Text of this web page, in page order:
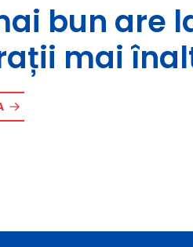
bun are
mai